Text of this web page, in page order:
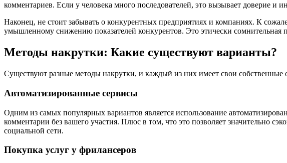
комментариев. Если у человека много последователей, это вызывает доверие и
Наконец, не стоит забывать о конкурентных предприятиях и компаниях. К
умышленному снижению показателей конкурентов. Это этически сомнительная
Методы накрутки: Какие существуют варианты?
Существуют разные методы накрутки, и каждый из них имеет свои собственные
Автоматизированные сервисы
Одним из самых популярных вариантов является использование
комментарии без вашего участия. Плюс в том, что это позволяет значительно
социальной сети.
Покупка услуг у фрилансеров